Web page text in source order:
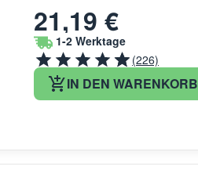
21,19 €
1-2 Werktage
(226)
IN DEN WARENKORB